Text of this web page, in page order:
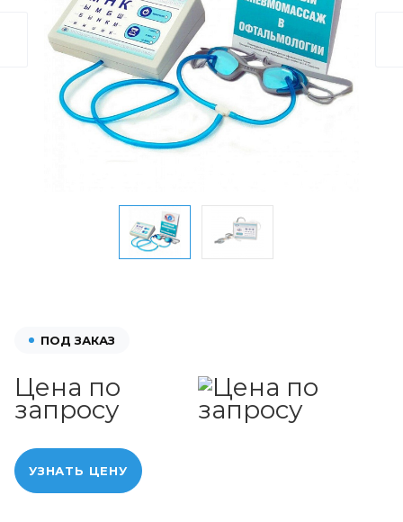
ПОД ЗАКАЗ
Цена по
запросу
УЗНАТЬ ЦЕНУ